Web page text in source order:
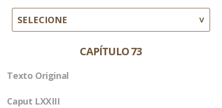
SELECIONE
CAPÍTULO 73
Texto Original
Caput LXXIII